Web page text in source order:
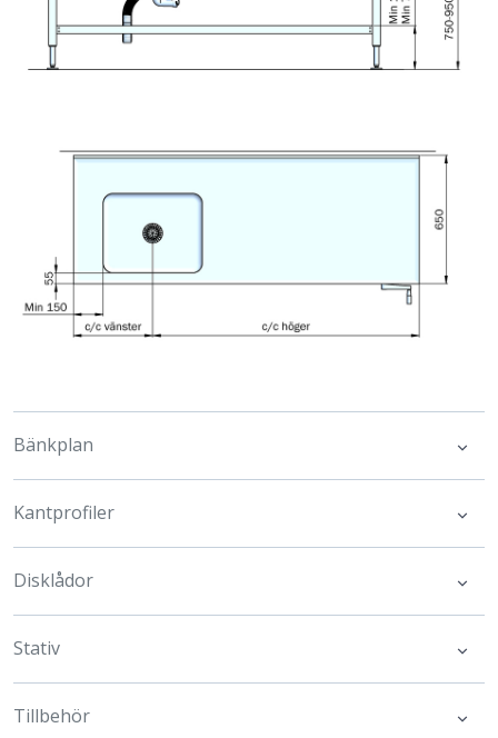
Bänkplan
Kantprofiler
Disklådor
Stativ
Tillbehör